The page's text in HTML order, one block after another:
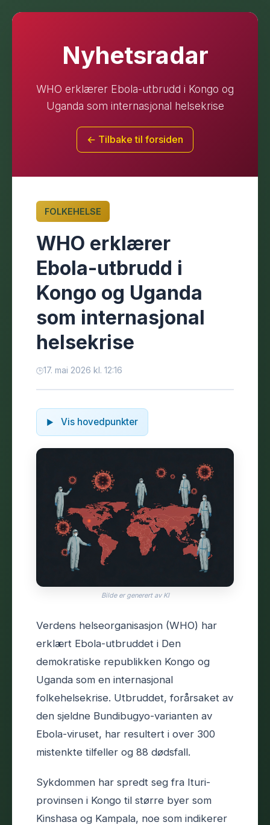
Nyhetsradar
WHO erklærer Ebola-utbrudd i Kongo og
Uganda som internasjonal helsekrise
← Tilbake til forsiden
FOLKEHELSE
WHO erklærer
Ebola-utbrudd i
Kongo og Uganda
som internasjonal
helsekrise
17. mai 2026 kl. 12:16
Vis hovedpunkter
Bilde er generert av KI
Verdens helseorganisasjon (WHO) har
erklært Ebola-utbruddet i Den
demokratiske republikken Kongo og
Uganda som en internasjonal
folkehelsekrise. Utbruddet, forårsaket av
den sjeldne Bundibugyo-varianten av
Ebola-viruset, har resultert i over 300
mistenkte tilfeller og 88 dødsfall.
Sykdommen har spredt seg fra Ituri-
provinsen i Kongo til større byer som
Kinshasa og Kampala, noe som indikerer